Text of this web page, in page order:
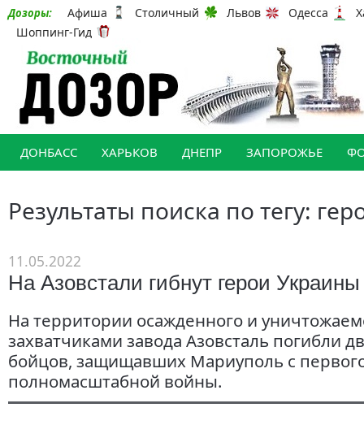
Дозоры: Афиша Столичный Львов Одесса
Шоппинг-Гид
ДОНБАСС ХАРЬКОВ ДНЕПР ЗАПОРОЖЬЕ
Результаты поиска по тегу:
11.05.2022
На Азовстали гибнут герои Украины
На территории осажденного и
захватчиками завода Азовсталь погибли
бойцов, защищавших Мариуполь с
полномасштабной войны.